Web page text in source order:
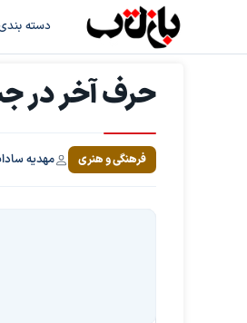
دسته
حرف آخر در
فرهنگی و هنری مهدیه